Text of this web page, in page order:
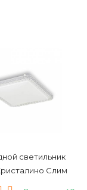
светильник
Слим